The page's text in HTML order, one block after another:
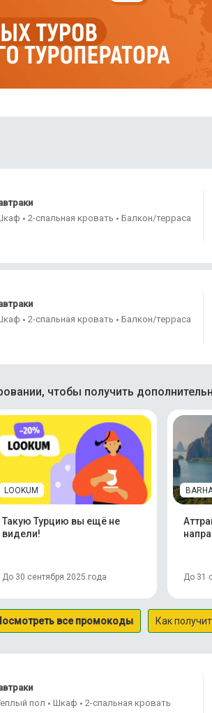
• 2-спальная кровать • Балкон/терраса
• 2-спальная кровать • Балкон/терраса
чтобы получить
LOOKUM
Такую Турцию вы ещё не
видели!
До 30 сентября 2025 года До 31
все промокоды Как
пол • Шкаф • 2-спальная кровать